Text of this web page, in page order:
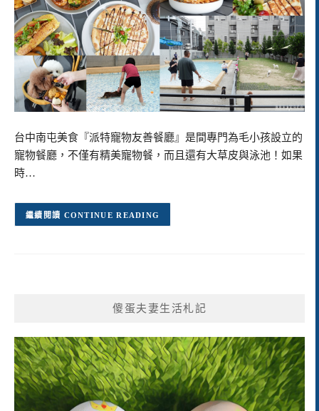
台中南屯美食『派特寵物友善餐廳』是間專門為毛小孩設立的
寵物餐廳，不僅有精美寵物餐，而且還有大草皮與泳池！如果
時…
CONTINUE READING
傻蛋夫妻生活札記